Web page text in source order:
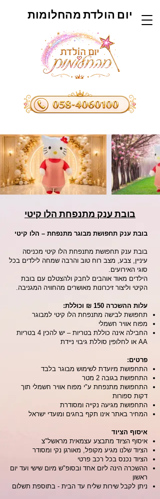
יום הולדת מהחלומות
בובת ענק מתנפחת הלו קיטי
בובת ענק תחפושת מבוגר מתנפחת – הלו קיטי
בובת ענק תחפושת מתנפחת הלו קיטי מכניסה
עיניין, צבע, מצב רוח טוב והרבה שמחה לילדים בכל
סוגי האירועים.
הילדים מאוד אוהבים לחבק ולהצטלם עם בובת
הקיטי וליצור זיכרונות מאושרים מהחוויה המגניבה.
עלות ההשכרה 150 ₪ וכוללת:
תחפושת לבישה מתנפחת הלו קיטי למבוגר
מפוח אוויר חשמלי
החבילה אינה כוללת בטריות – יש להכין 4 בטריות
AA או לחלופין סוללת גיבוי ניידת
פרטים:
התחפושת מיועדת לשימוש מבוגר בלבד
התחפושת בגובה 2 מטר
התחפושת מתנפחת ע"י מפוח אוויר חשמלי תוך
דקות ספורות
התחפושת מגיעה נקייה ומסודרת
המחיר באתר אינו תקף בחגים ומועדי ישראל
איסוף הציוד
איסוף הציוד מתבצע עצמאית מראשל"צ
הציוד שלנו מגיע מקופל, מאורגן נקי ומסודר
הציוד נכנס בכל רכב פרטי
ההשכרה הינה ליום אחד ובסופ"ש מיום שישי ועד יום
ראשון
ניתן לקבל שירות שליח עד הבית - בתוספת תשלום